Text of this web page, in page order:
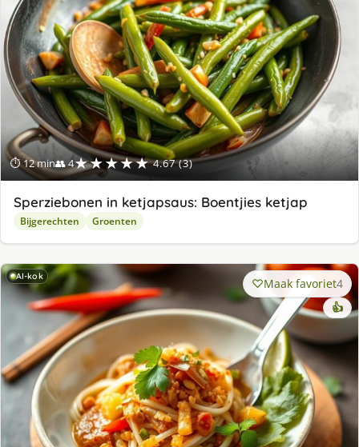
⏱ 12 min👥 4★★★★★ 4.67 (3)
Sperziebonen in ketjapsaus: Boentjies ketjap
Bijgerechten Groenten
AI-kok Maak favoriet4
👍